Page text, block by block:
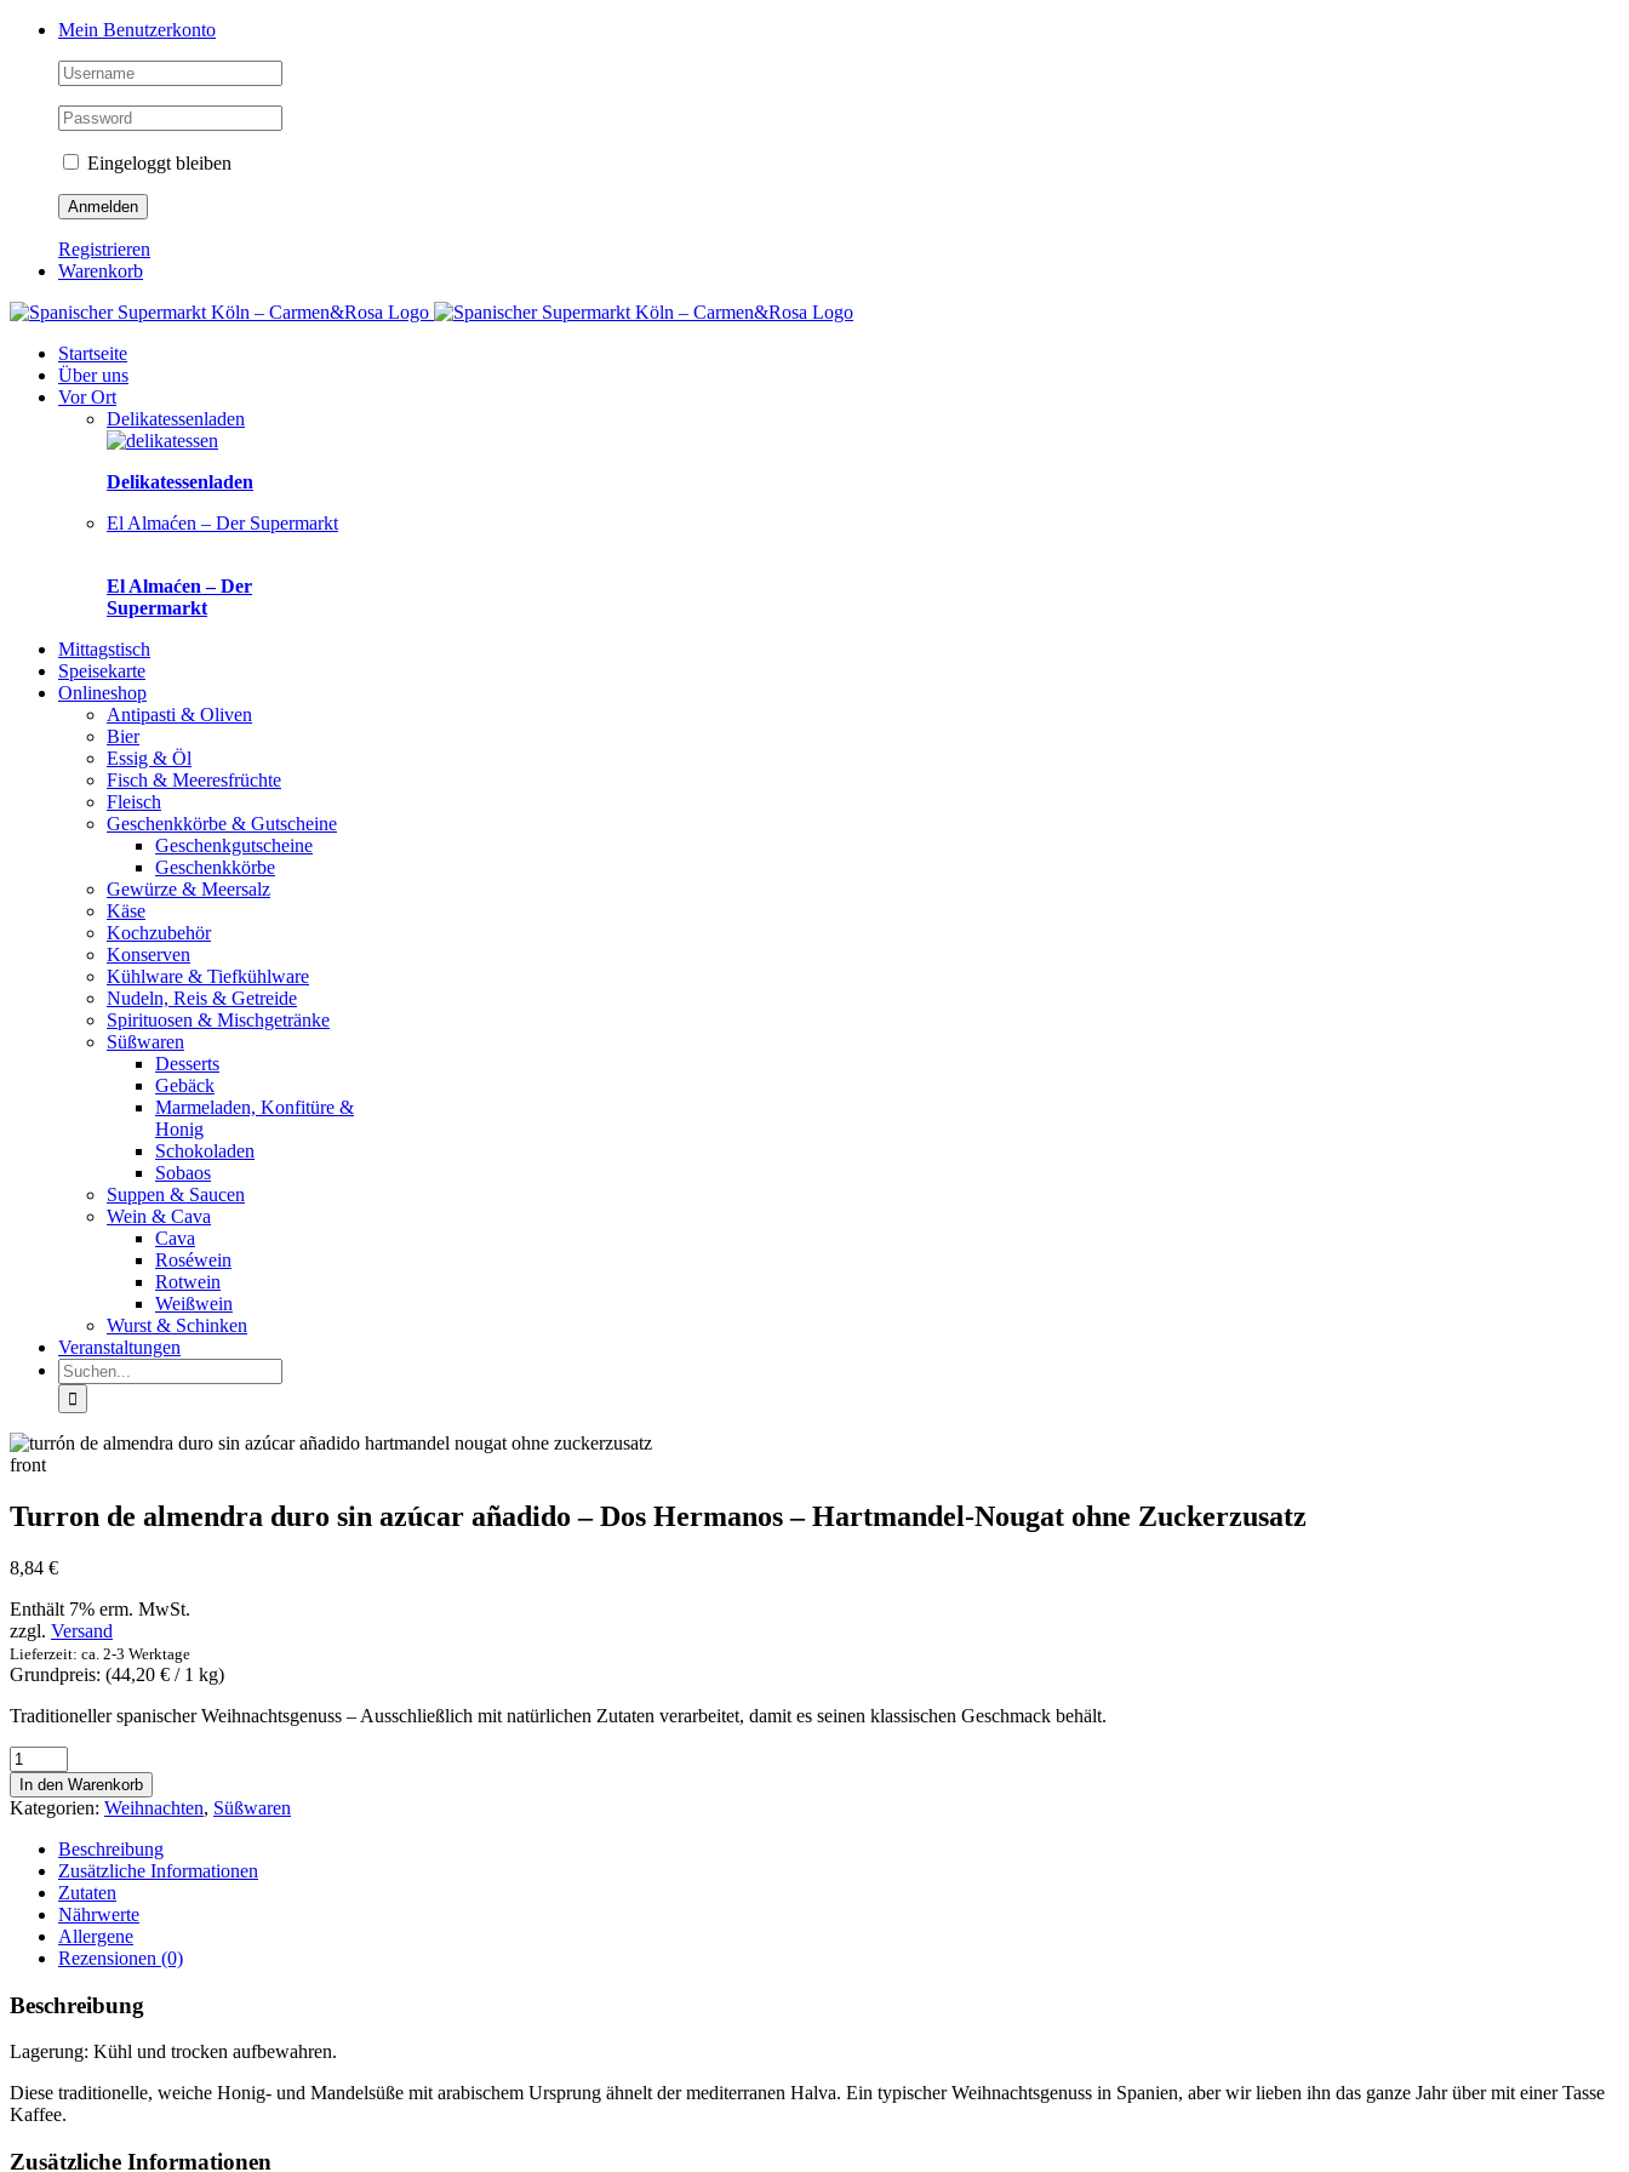
Zum
springen
Facebook
Instagram
Pinterest
Tiktok
YouTubeMein Benutzerkonto
Eingeloggt bleiben
Registrieren
Warenkorb
Startseite
Über uns
Vor Ort
Delikatessenladen
Delikatessenladen
El Almaćen – Der Supermarkt
El Almaćen – Der
Supermarkt
Mittagstisch
Speisekarte
Onlineshop
Antipasti & Oliven
Bier
Essig & Öl
Fisch & Meeresfrüchte
Fleisch
Geschenkkörbe & Gutscheine
Geschenkgutscheine
Geschenkkörbe
Gewürze & Meersalz
Käse
Kochzubehör
Konserven
Kühlware & Tiefkühlware
Nudeln, Reis & Getreide
Spirituosen & Mischgetränke
Süßwaren
Desserts
Gebäck
Marmeladen, Konfitüre &
Honig
Schokoladen
Sobaos
Suppen & Saucen
Wein & Cava
Cava
Roséwein
Rotwein
Weißwein
Wurst & Schinken
Veranstaltungen
Suche
nach:
Turron de almendra duro sin azúcar añadido – Dos Hermanos – Hartmandel-Nougat ohne Zuckerzusatz
8,84 €
Enthält 7% erm. MwSt.
zzgl. Versand
Lieferzeit: ca. 2-3 Werktage
Grundpreis: (44,20 € / 1 kg)
Traditioneller spanischer Weihnachtsgenuss – Ausschließlich mit natürlichen Zutaten verarbeitet, damit es seinen klassischen Geschmack behält.
Turron
de
almendra
duro
azúcar
añadido
Dos
Hermanos
Hartmandel-
Nougat
Zuckerzusatz
Menge
In den Warenkorb
Kategorien: Weihnachten, Süßwaren
Beschreibung
Zusätzliche Informationen
Zutaten
Nährwerte
Allergene
Rezensionen (0)
Beschreibung
Lagerung: Kühl und trocken aufbewahren.
Diese traditionelle, weiche Honig- und Mandelsüße mit arabischem Ursprung ähnelt der mediterranen Halva. Ein typischer Weihnachtsgenuss in Spanien, aber wir lieben ihn das ganze Jahr über mit einer Tasse
Kaffee.
Zusätzliche Informationen